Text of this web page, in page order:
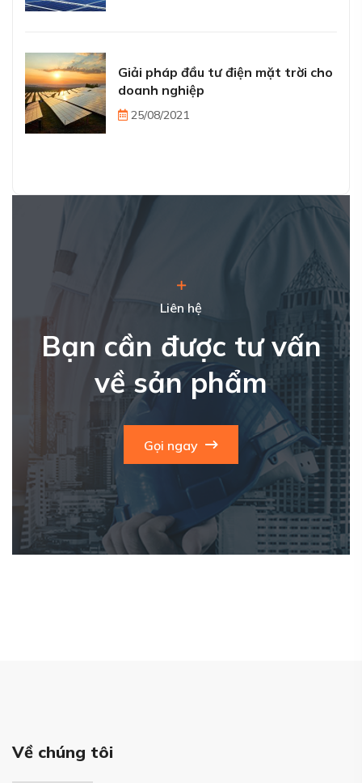
Giải pháp đầu tư điện mặt trời cho
doanh nghiệp
25/08/2021
Liên hệ
Bạn cần được tư vấn
về sản phẩm
Gọi ngay
Về chúng tôi